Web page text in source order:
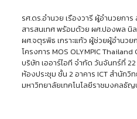
รศ.ดร.อำนวย เรืองวารี ผู้อำนวยกา
สารสนเทศ พร้อมด้วย ผศ.ปองพล นิ
ผศ.จตุรพิธ เกราะแก้ว ผู้ช่วยผู้อำนวย
โครงการ MOS OLYMPIC
บริษัท เออาร์ไอที จำกัด วันจันทร์ที่
ห้องประชุม ชั้น 2 อาคาร ICT สำนักวิ
มหาวิทยาลัยเทคโนโลยีราชมงคลธัญ